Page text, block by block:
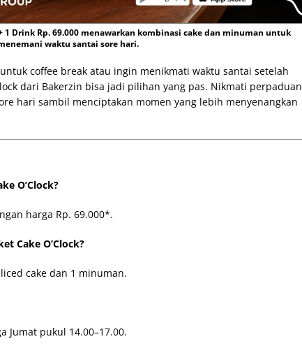
1 Drink Rp. 69.000 menawarkan kombinasi cake dan minuman untuk
waktu santai sore hari.
coffee break atau ingin menikmati waktu santai setelah
dari Bakerzin bisa jadi pilihan yang pas. Nikmati perpaduan
hari sambil menciptakan momen yang lebih menyenangkan
O’Clock?
harga Rp. 69.000*.
Cake O’Clock?
cake dan 1 minuman.
Jumat pukul 14.00–17.00.